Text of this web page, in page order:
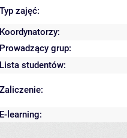
Typ zajęć:
Koordynatorzy:
Prowadzący grup:
Lista studentów:
Zaliczenie:
E-learning: